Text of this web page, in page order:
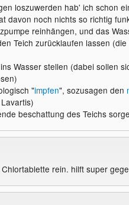
loszuwerden hab' ich schon
davon noch nichts so richtig
reinhängen, und das
Teich zurücklaufen lassen
Wasser stellen (dabei sollen
"impfen", sozusagen den
beschattung des Teichs
rein. hilft super